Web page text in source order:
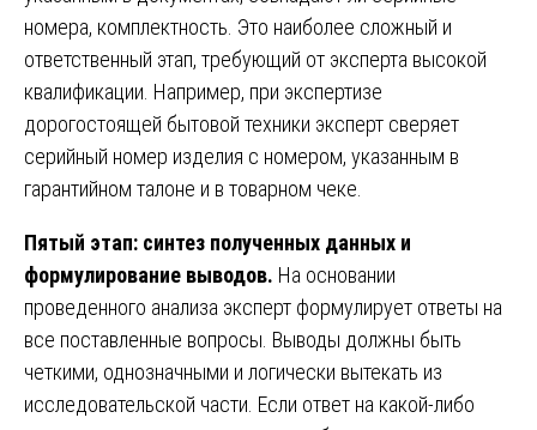
номера, комплектность. Это наиболее сложный и
ответственный этап, требующий от эксперта высокой
квалификации. Например, при экспертизе
дорогостоящей бытовой техники эксперт сверяет
серийный номер изделия с номером, указанным в
гарантийном талоне и в товарном чеке.
Пятый этап: синтез полученных данных и
формулирование выводов. На основании
проведенного анализа эксперт формулирует ответы на
все поставленные вопросы. Выводы должны быть
четкими, однозначными и логически вытекать из
исследовательской части. Если ответ на какой-либо